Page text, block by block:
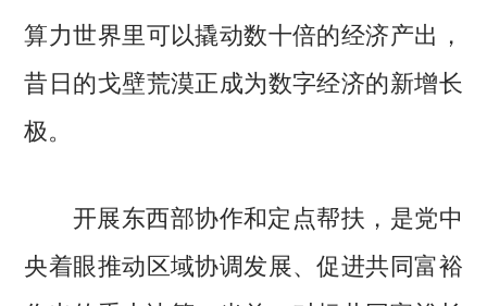
算力世界里可以撬动数十倍的经济产出，
昔日的戈壁荒漠正成为数字经济的新增长
极。
开展东西部协作和定点帮扶，是党中
央着眼推动区域协调发展、促进共同富裕